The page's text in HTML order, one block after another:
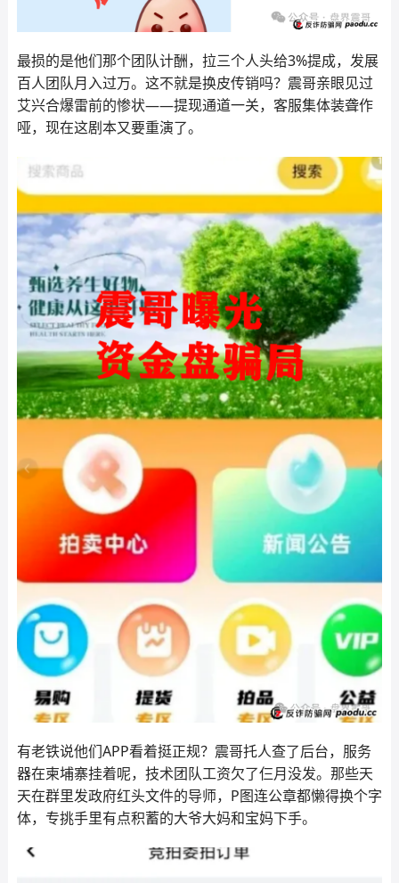
最损的是他们那个团队计酬，拉三个人头给3%提成，发展
百人团队月入过万。这不就是换皮传销吗？震哥亲眼见过
艾兴合爆雷前的惨状——提现通道一关，客服集体装聋作
哑，现在这剧本又要重演了。
有老铁说他们APP看着挺正规？震哥托人查了后台，服务
器在柬埔寨挂着呢，技术团队工资欠了仨月没发。那些天
天在群里发政府红头文件的导师，P图连公章都懒得换个字
体，专挑手里有点积蓄的大爷大妈和宝妈下手。